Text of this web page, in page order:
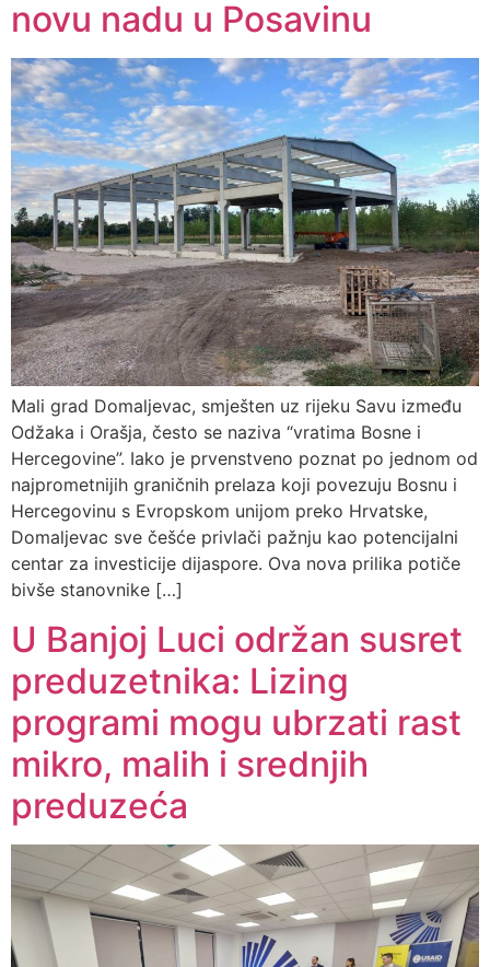
novu nadu u Posavinu
Mali grad Domaljevac, smješten uz rijeku Savu između
Odžaka i Orašja, često se naziva “vratima Bosne i
Hercegovine”. Iako je prvenstveno poznat po jednom od
najprometnijih graničnih prelaza koji povezuju Bosnu i
Hercegovinu s Evropskom unijom preko Hrvatske,
Domaljevac sve češće privlači pažnju kao potencijalni
centar za investicije dijaspore. Ova nova prilika potiče
bivše stanovnike […]
U Banjoj Luci održan susret
preduzetnika: Lizing
programi mogu ubrzati rast
mikro, malih i srednjih
preduzeća